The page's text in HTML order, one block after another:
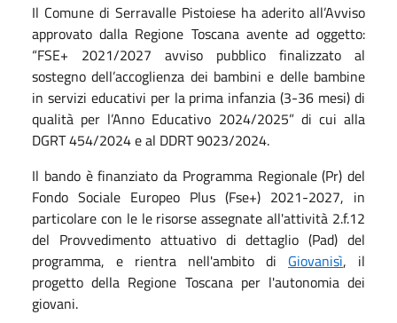
Il Comune di Serravalle Pistoiese ha aderito all’Avviso
approvato dalla Regione Toscana avente ad oggetto:
“FSE+ 2021/2027 avviso pubblico finalizzato al
sostegno dell’accoglienza dei bambini e delle bambine
in servizi educativi per la prima infanzia (3-36 mesi) di
qualità per l’Anno Educativo 2024/2025” di cui alla
DGRT 454/2024 e al DDRT 9023/2024.
Il bando è finanziato da Programma Regionale (Pr) del
Fondo Sociale Europeo Plus (Fse+) 2021-2027, in
particolare con le le risorse assegnate all'attività 2.f.12
del Provvedimento attuativo di dettaglio (Pad) del
programma, e rientra nell'ambito di Giovanisì, il
progetto della Regione Toscana per l'autonomia dei
giovani.